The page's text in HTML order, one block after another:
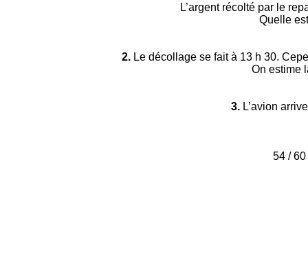
L’argent récolté par le
Quelle
2.Le décollage se fait à 13 h 30.
On estime
3. L’avion
54 /